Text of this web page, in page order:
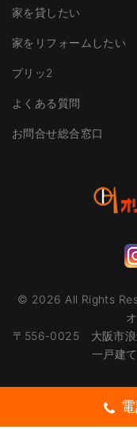
家を貸したい
家をリフォームしたい
プリッ2
よくある質問
お問合せ総合窓口
© 2026 All Rights
〒556-0025 大阪市浪
一戸建